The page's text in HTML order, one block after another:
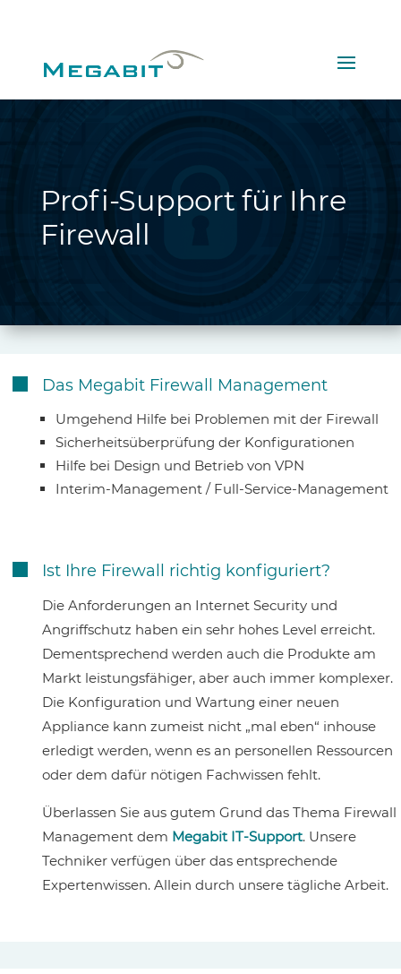
Profi-Support für Ihre
Firewall
Das Megabit Firewall Management
Umgehend Hilfe bei Problemen mit der Firewall
Sicherheitsüberprüfung der Konfigurationen
Hilfe bei Design und Betrieb von VPN
Interim-Management / Full-Service-Management
Ist Ihre Firewall richtig konfiguriert?
Die Anforderungen an Internet Security und
Angriffschutz haben ein sehr hohes Level erreicht.
Dementsprechend werden auch die Produkte am
Markt leistungsfähiger, aber auch immer komplexer.
Die Konfiguration und Wartung einer neuen
Appliance kann zumeist nicht „mal eben“ inhouse
erledigt werden, wenn es an personellen Ressourcen
oder dem dafür nötigen Fachwissen fehlt.
Überlassen Sie aus gutem Grund das Thema Firewall
Management dem Megabit IT-Support. Unsere
Techniker verfügen über das entsprechende
Expertenwissen. Allein durch unsere tägliche Arbeit.